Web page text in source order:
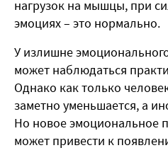
нагрузок на мышцы, при
эмоциях – это нормально.
У излишне
может наблюдаться
Однако как только
заметно уменьшается, а
Но новое эмоциональное
может привести к